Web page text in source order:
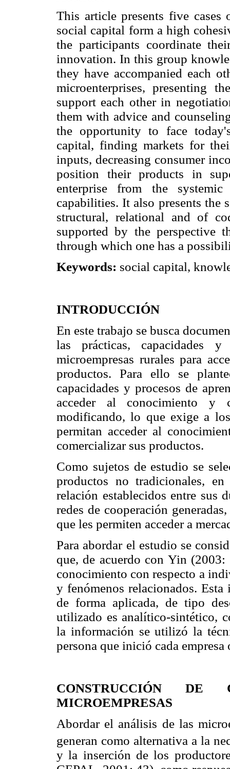
This article presents five cases
social capital form a high
the participants coordinate
innovation. In this group
they have accompanied each
microenterprises, presenting
support each other in
them with advice and
the opportunity to face
capital, finding markets for
inputs, decreasing consumer
position their products in
enterprise from the
capabilities. It also presents the
structural, relational and of
supported by the perspective
through which one has a
Keywords: social capital,
INTRODUCCIÓN
En este trabajo se busca
las prácticas, capacidades
microempresas rurales para
productos. Para ello se
capacidades y procesos de
acceder al conocimiento y
modificando, lo que exige a
permitan acceder al
comercializar sus productos.
Como sujetos de estudio se
productos no tradicionales,
relación establecidos entre sus
redes de cooperación
que les permiten acceder a
Para abordar el estudio se
que, de acuerdo con Yin
conocimiento con respecto a
y fenómenos relacionados.
de forma aplicada, de tipo
utilizado es analítico-sintético,
la información se utilizó la
persona que inició cada
CONSTRUCCIÓN
MICROEMPRESAS
Abordar el análisis de las
generan como alternativa a la
y la inserción de los